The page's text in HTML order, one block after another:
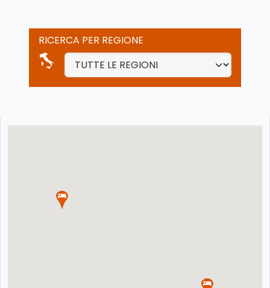
RICERCA PER REGIONE